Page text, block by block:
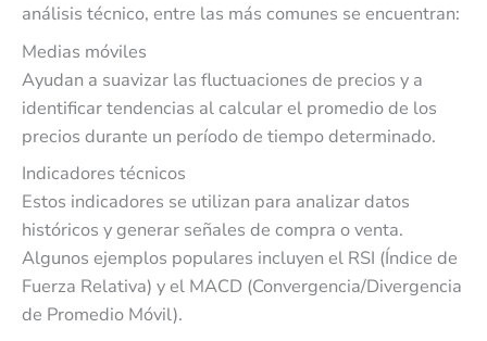
análisis técnico, entre las más comunes se encuentran:
Medias móviles
Ayudan a suavizar las fluctuaciones de precios y a
identificar tendencias al calcular el promedio de los
precios durante un período de tiempo determinado.
Indicadores técnicos
Estos indicadores se utilizan para analizar datos
históricos y generar señales de compra o venta.
Algunos ejemplos populares incluyen el RSI (Índice de
Fuerza Relativa) y el MACD (Convergencia/Divergencia
de Promedio Móvil).